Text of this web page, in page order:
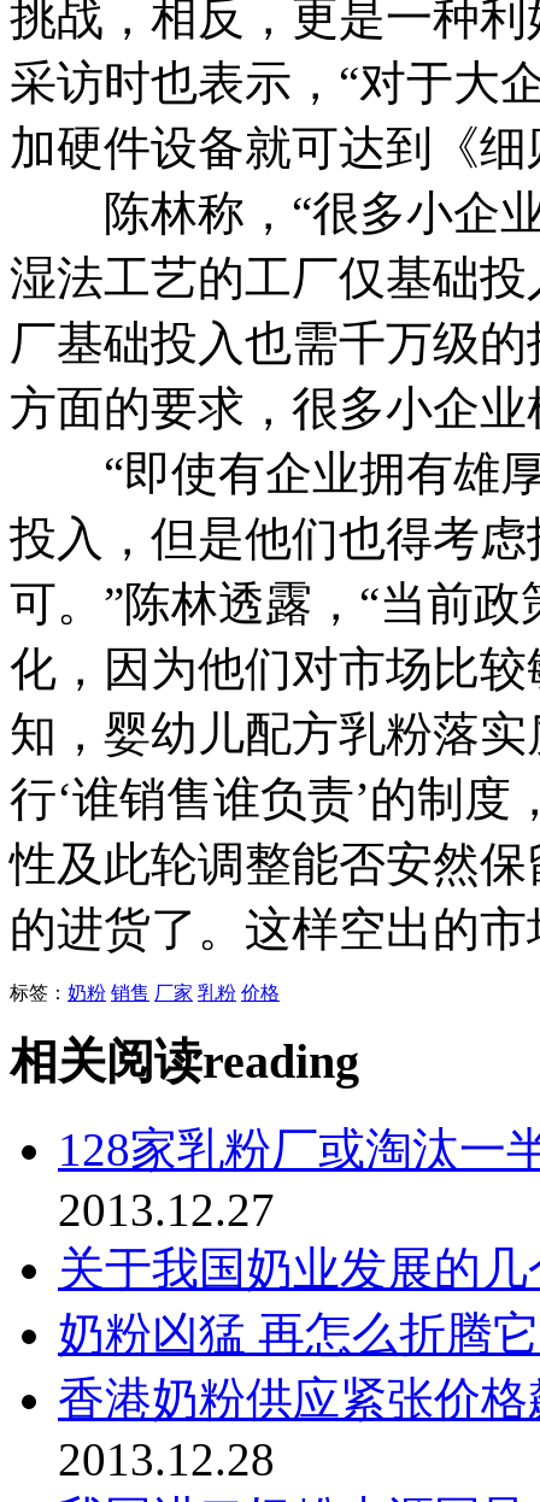
挑战，相反，更是一种
采访时也表示，“对于大
加硬件设备就可达到《细
陈林称，“很多小企业
湿法工艺的工厂仅基础
厂基础投入也需千万级
方面的要求，很多小企
“即使有企业拥有雄厚
投入，但是他们也得考
可。”陈林透露，“当前
化，因为他们对市场比
知，婴幼儿配方乳粉落
行‘谁销售谁负责’的制
性及此轮调整能否安然
的进货了。这样空出的
标签： 奶粉 销售 厂家 乳粉 价格
相关阅读reading
128家乳粉厂或淘汰一
2013.12.27
关于我国奶业发展的
奶粉凶猛 再怎么折腾
香港奶粉供应紧张价
2013.12.28